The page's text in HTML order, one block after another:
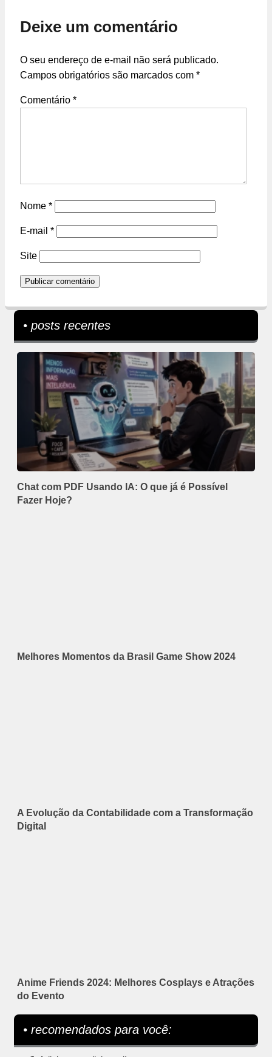
Deixe um comentário
O seu endereço de e-mail não será publicado.
Campos obrigatórios são marcados com *
Comentário *
Nome *
E-mail *
Site
• posts recentes
Chat com PDF Usando IA: O que já é Possível
Fazer Hoje?
Melhores Momentos da Brasil Game Show 2024
A Evolução da Contabilidade com a Transformação
Digital
Anime Friends 2024: Melhores Cosplays e Atrações
do Evento
• recomendados para você: